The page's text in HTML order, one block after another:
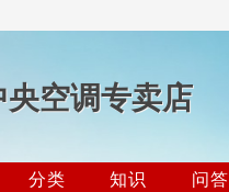
空调专卖店
分类 知识 问答